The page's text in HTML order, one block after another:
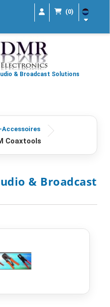
(0)
& Broadcast Solutions
Accessoires
Coaxtools
& Broadcast